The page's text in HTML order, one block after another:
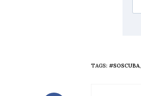
TAGS: #SOSCUBA,